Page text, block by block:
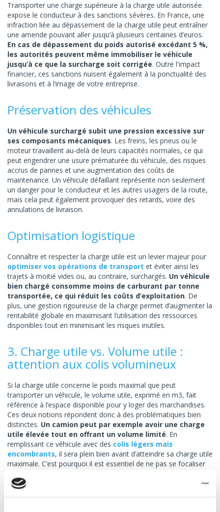
Transporter une charge supérieure à la charge utile autorisée
expose le conducteur à des sanctions sévères. En France, une
infraction liée au dépassement de la charge utile peut entraîner
une amende pouvant aller jusqu’à plusieurs centaines d’euros.
En cas de dépassement du poids autorisé excédant 5 %,
les autorités peuvent même immobiliser le véhicule
jusqu’à ce que la surcharge soit corrigée. Outre l'impact
financier, ces sanctions nuisent également à la ponctualité des
livraisons et à l’image de votre entreprise.
Préservation des véhicules
Un véhicule surchargé subit une pression excessive sur
ses composants mécaniques. Les freins, les pneus ou le
moteur travaillent au-delà de leurs capacités normales, ce qui
peut engendrer une usure prématurée du véhicule, des risques
accrus de pannes et une augmentation des coûts de
maintenance. Un véhicule défaillant représente non seulement
un danger pour le conducteur et les autres usagers de la route,
mais cela peut également provoquer des retards, voire des
annulations de livraison.
Optimisation logistique
Connaître et respecter la charge utile est un levier majeur pour
optimiser vos opérations de transport et éviter ainsi les
trajets à moitié vides ou, au contraire, surchargés. Un véhicule
bien chargé consomme moins de carburant par tonne
transportée, ce qui réduit les coûts d’exploitation. De
plus, une gestion rigoureuse de la charge permet d’augmenter la
rentabilité globale en maximisant l’utilisation des ressources
disponibles tout en minimisant les risques inutiles.
3. Charge utile vs. Volume utile :
attention aux colis volumineux
Si la charge utile concerne le poids maximal que peut
transporter un véhicule, le volume utile, exprimé en m3, fait
référence à l’espace disponible pour y loger des marchandises.
Ces deux notions répondent donc à des problématiques bien
distinctes. Un camion peut par exemple avoir une charge
utile élevée tout en offrant un volume limité. En
remplissant ce véhicule avec des colis légers mais
encombrants, il sera plein bien avant d’atteindre sa charge utile
maximale. C’est pourquoi il est essentiel de ne pas se focaliser
capacité d’encombrement.